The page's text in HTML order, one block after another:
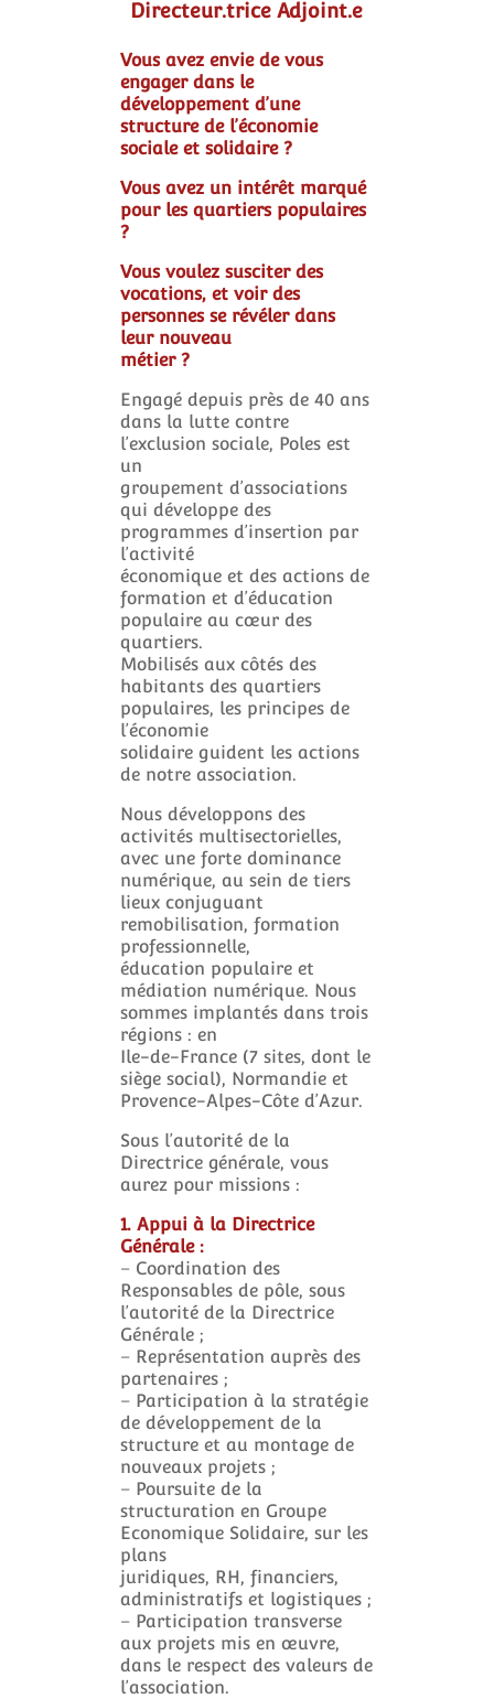
Directeur.trice Adjoint.e
Vous avez envie de vous
engager dans le
développement d’une
structure de l’économie
sociale et solidaire ?
Vous avez un intérêt marqué
pour les quartiers populaires
?
Vous voulez susciter des
vocations, et voir des
personnes se révéler dans
leur nouveau
métier ?
Engagé depuis près de 40 ans
dans la lutte contre
l’exclusion sociale, Poles est
un
groupement d’associations
qui développe des
programmes d’insertion par
l’activité
économique et des actions de
formation et d’éducation
populaire au cœur des
quartiers.
Mobilisés aux côtés des
habitants des quartiers
populaires, les principes de
l’économie
solidaire guident les actions
de notre association.
Nous développons des
activités multisectorielles,
avec une forte dominance
numérique, au sein de tiers
lieux conjuguant
remobilisation, formation
professionnelle,
éducation populaire et
médiation numérique. Nous
sommes implantés dans trois
régions : en
Ile-de-France (7 sites, dont le
siège social), Normandie et
Provence-Alpes-Côte d’Azur.
Sous l’autorité de la
Directrice générale, vous
aurez pour missions :
1. Appui à la Directrice
Générale :
– Coordination des
Responsables de pôle, sous
l’autorité de la Directrice
Générale ;
– Représentation auprès des
partenaires ;
– Participation à la stratégie
de développement de la
structure et au montage de
nouveaux projets ;
– Poursuite de la
structuration en Groupe
Economique Solidaire, sur les
plans
juridiques, RH, financiers,
administratifs et logistiques ;
– Participation transverse
aux projets mis en œuvre,
dans le respect des valeurs de
l’association.